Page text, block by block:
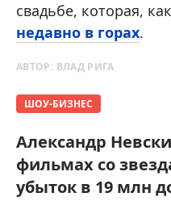
свадьбе, которая,
недавно в горах.
АВТОР: ВЛАД РИГА
ШОУ-БИЗНЕС
Александр
фильмах со
убыток в 19 млн